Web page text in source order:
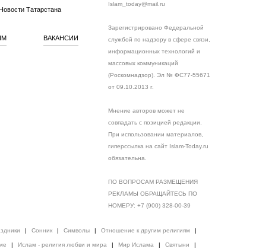
Татарстана
ВАКАНСИИ
Islam_today@mail.ru
Зарегистрировано Федеральной
службой по надзору в сфере связи,
информационных технологий и
массовых коммуникаций
(Роскомнадзор). Эл № ФС77-55671
от 09.10.2013 г.
Мнение авторов может не
совпадать с позицией редакции.
При использовании материалов,
гиперссылка на сайт Islam-Today.ru
обязательна.
ПО ВОПРОСАМ РАЗМЕЩЕНИЯ
РЕКЛАМЫ ОБРАЩАЙТЕСЬ ПО
НОМЕРУ: +7 (900) 328-00-39
| Сонник | Символы | Отношение к другим религиям |
| Ислам - религия любви и мира | Мир Ислама | Святыни |